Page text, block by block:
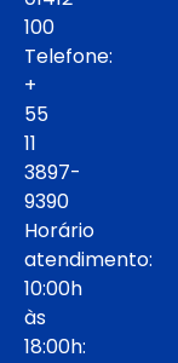
100
Telefone:
+
55
11
3897-
9390
Horário
atendimento:
10:00h
às
18:00h: